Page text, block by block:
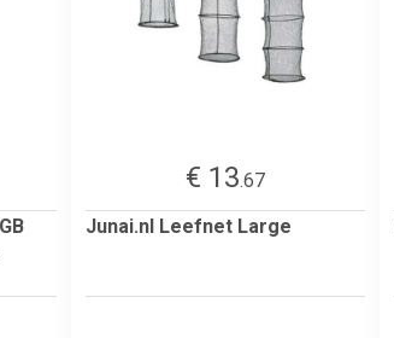
€ 13.67
Junai.nl Leefnet Large